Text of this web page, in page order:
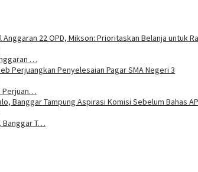
…
Perjuan…
Banggar T…